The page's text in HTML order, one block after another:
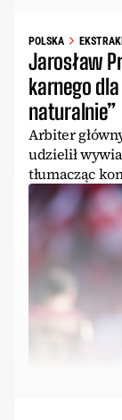
POLSKA
Jarosław
karnego
naturalnie”
Arbiter
udzielił
tłumacząc